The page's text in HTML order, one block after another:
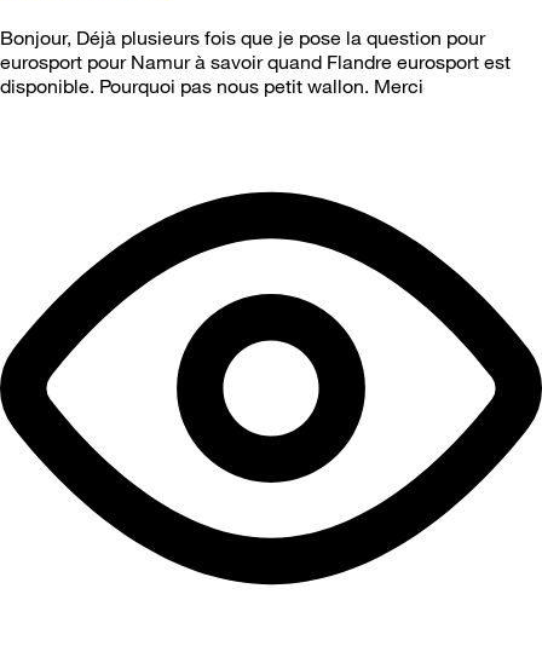
Bonjour, Déjà plusieurs fois que je pose la question pour
eurosport pour Namur à savoir quand Flandre eurosport est
disponible. Pourquoi pas nous petit wallon. Merci